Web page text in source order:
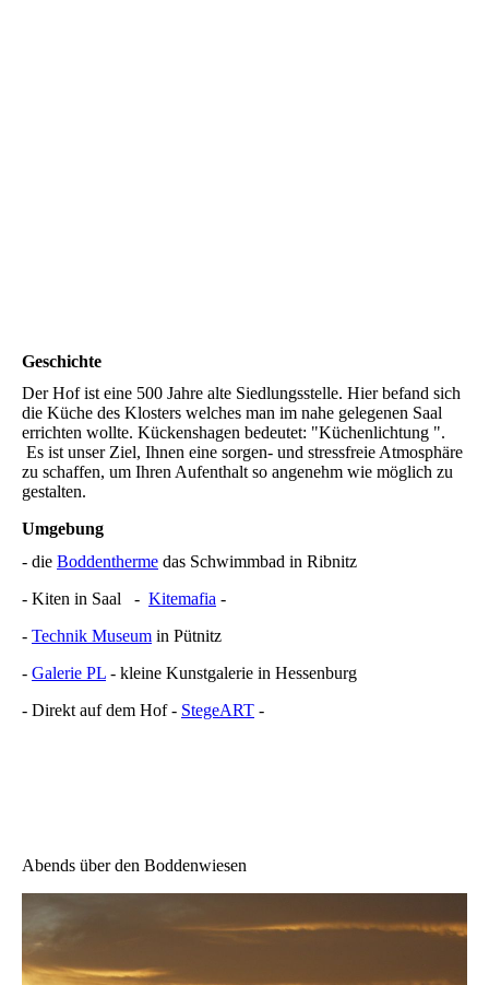
Geschichte
Der Hof ist eine 500 Jahre alte Siedlungsstelle. Hier befand sich
die Küche des Klosters welches man im nahe gelegenen Saal
errichten wollte. Kückenshagen bedeutet: "Küchenlichtung ".
Es ist unser Ziel, Ihnen eine sorgen- und stressfreie Atmosphäre
zu schaffen, um Ihren Aufenthalt so angenehm wie möglich zu
gestalten.
Umgebung
- die Boddentherme das Schwimmbad in Ribnitz
- Kiten in Saal - Kitemafia -
- Technik Museum in Pütnitz
- Galerie PL - kleine Kunstgalerie in Hessenburg
- Direkt auf dem Hof - StegeART -
Abends über den Boddenwiesen